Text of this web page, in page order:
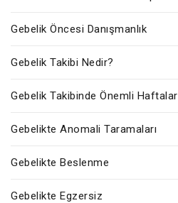
Gebelik Öncesi Danışmanlık
Gebelik Takibi Nedir?
Gebelik Takibinde Önemli Haftalar
Gebelikte Anomali Taramaları
Gebelikte Beslenme
Gebelikte Egzersiz